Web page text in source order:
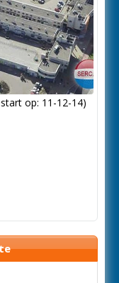
op: 11-12-14)